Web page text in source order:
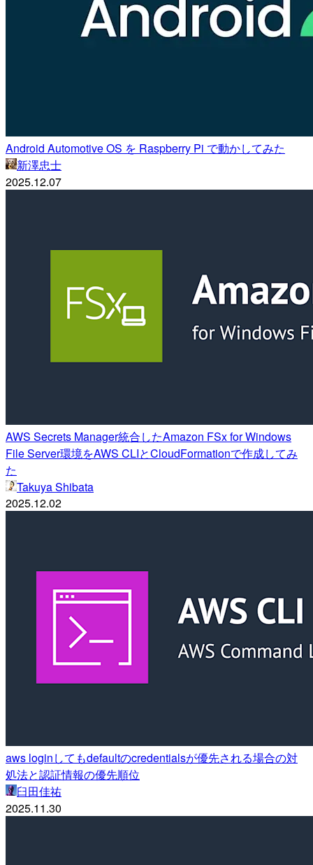
Android Automotive OS を Raspberry Pi で動かしてみた
新澤忠士
2025.12.07
AWS Secrets Manager統合したAmazon FSx for Windows
File Server環境をAWS CLIとCloudFormationで作成してみ
た
Takuya Shibata
2025.12.02
aws loginしてもdefaultのcredentialsが優先される場合の対
処法と認証情報の優先順位
臼田佳祐
2025.11.30